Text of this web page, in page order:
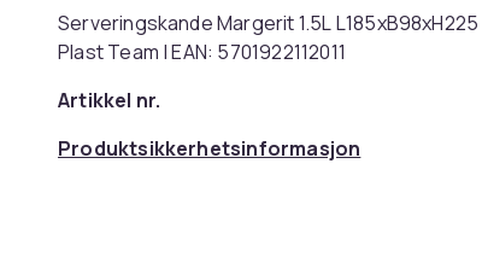
Serveringskande Margerit 1.5L
Plast Team | EAN: 5701922112011
Artikkel nr.
Produktsikkerhetsinformasjon